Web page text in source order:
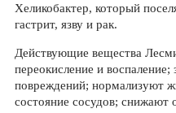
Хеликобактер, который
гастрит, язву и рак.
Действующие вещества
переокисление и
повреждений; нормализуют
состояние сосудов; снижают